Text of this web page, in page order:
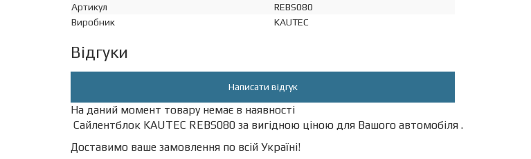
Артикул
REBS080
Виробник
KAUTEC
Відгуки
Написати відгук
На даний момент товару немає в наявності
Сайлентблок KAUTEC REBS080 за вигідною ціною для Вашого автомобіля .
Доставимо ваше замовлення по всій Україні!